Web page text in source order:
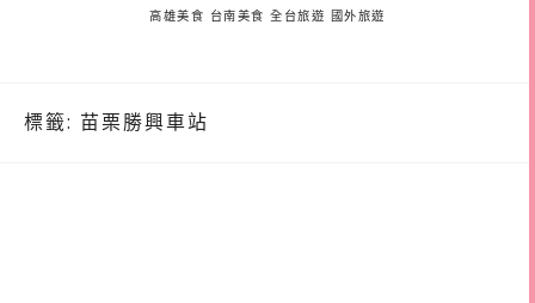
高雄美食 台南美食 全台旅遊 國外旅遊
標籤: 苗栗勝興車站